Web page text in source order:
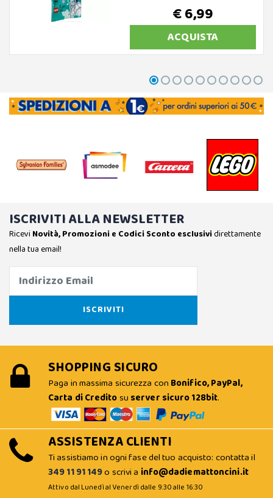
€ 6,99
ACQUISTA
ISCRIVITI ALLA NEWSLETTER
Ricevi Novità, Promozioni e Codici Sconto esclusividirettamente
nella tua email!
SHOPPING SICURO
Paga in massima sicurezza con Bonifico, PayPal,
Carta di Creditosu server sicuro 128bit.
ASSISTENZA CLIENTI
Ti assistiamo in ogni fase del tuo acquisto: contatta il
349 11 91 149o scrivi a info@dadiemattoncini.it
Attivo dal Lunedì al Venerdì dalle 9:30 alle 16:30